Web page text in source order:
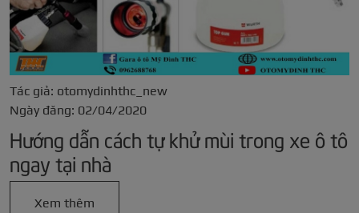
Tác giả: otomydinhthc_new
Ngày đăng: 02/04/2020
Hướng dẫn cách tự khử mùi trong xe ô tô
ngay tại nhà
Xem thêm